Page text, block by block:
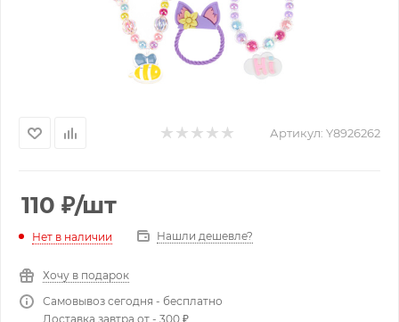
Артикул: Y8926262
110 ₽/шт
Нет в наличии Нашли дешевле?
Хочу в подарок
Самовывоз сегодня - бесплатно
Доставка завтра от - 300 ₽